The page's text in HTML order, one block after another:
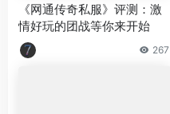
《网通传奇私服》评测：激
情好玩的团战等你来开始
267